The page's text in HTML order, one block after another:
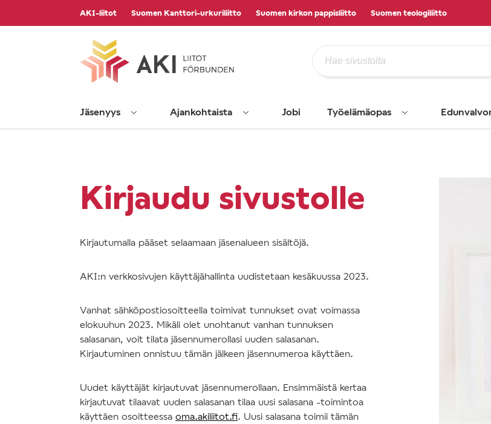
AKI-liitot Suomen Kanttori-urkuriliitto Suomen kirkon pappisliitto Suomen teologiliitto
Jäsenyys Ajankohtaista Jobi Työelämäopas
Kirjaudu sivustolle
Kirjautumalla pääset selaamaan jäsenalueen sisältöjä.
AKI:n verkkosivujen käyttäjähallinta uudistetaan kesäkuussa 2023.
Vanhat sähköpostiosoitteella toimivat tunnukset ovat voimassa
elokuuhun 2023. Mikäli olet unohtanut vanhan tunnuksen
salasanan, voit tilata jäsennumerollasi uuden salasanan.
Kirjautuminen onnistuu tämän jälkeen jäsennumeroa käyttäen.
Uudet käyttäjät kirjautuvat jäsennumerollaan. Ensimmäistä kertaa
kirjautuvat tilaavat uuden salasanan tilaa uusi salasana -toimintoa
käyttäen osoitteessa oma.akiliitot.fi. Uusi salasana toimii tämän